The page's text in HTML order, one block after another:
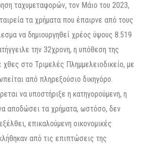
ταχυμεταφορών, τον Μάιο του 2023,
τα χρήματα που έπαιρνε από τους
να δημιουργηθεί χρέος ύψους 8.519
την 32χρονη, η υπόθεση της
χθες στο Τριμελές Πλημμελειοδικείο, με
από πληρεξούσιο δικηγόρο.
να υποστήριξε η κατηγορούμενη, η
αποδώσει τα χρήματα, ωστόσο, δεν
επικαλούμενη οικονομικές
από τις επιπτώσεις της